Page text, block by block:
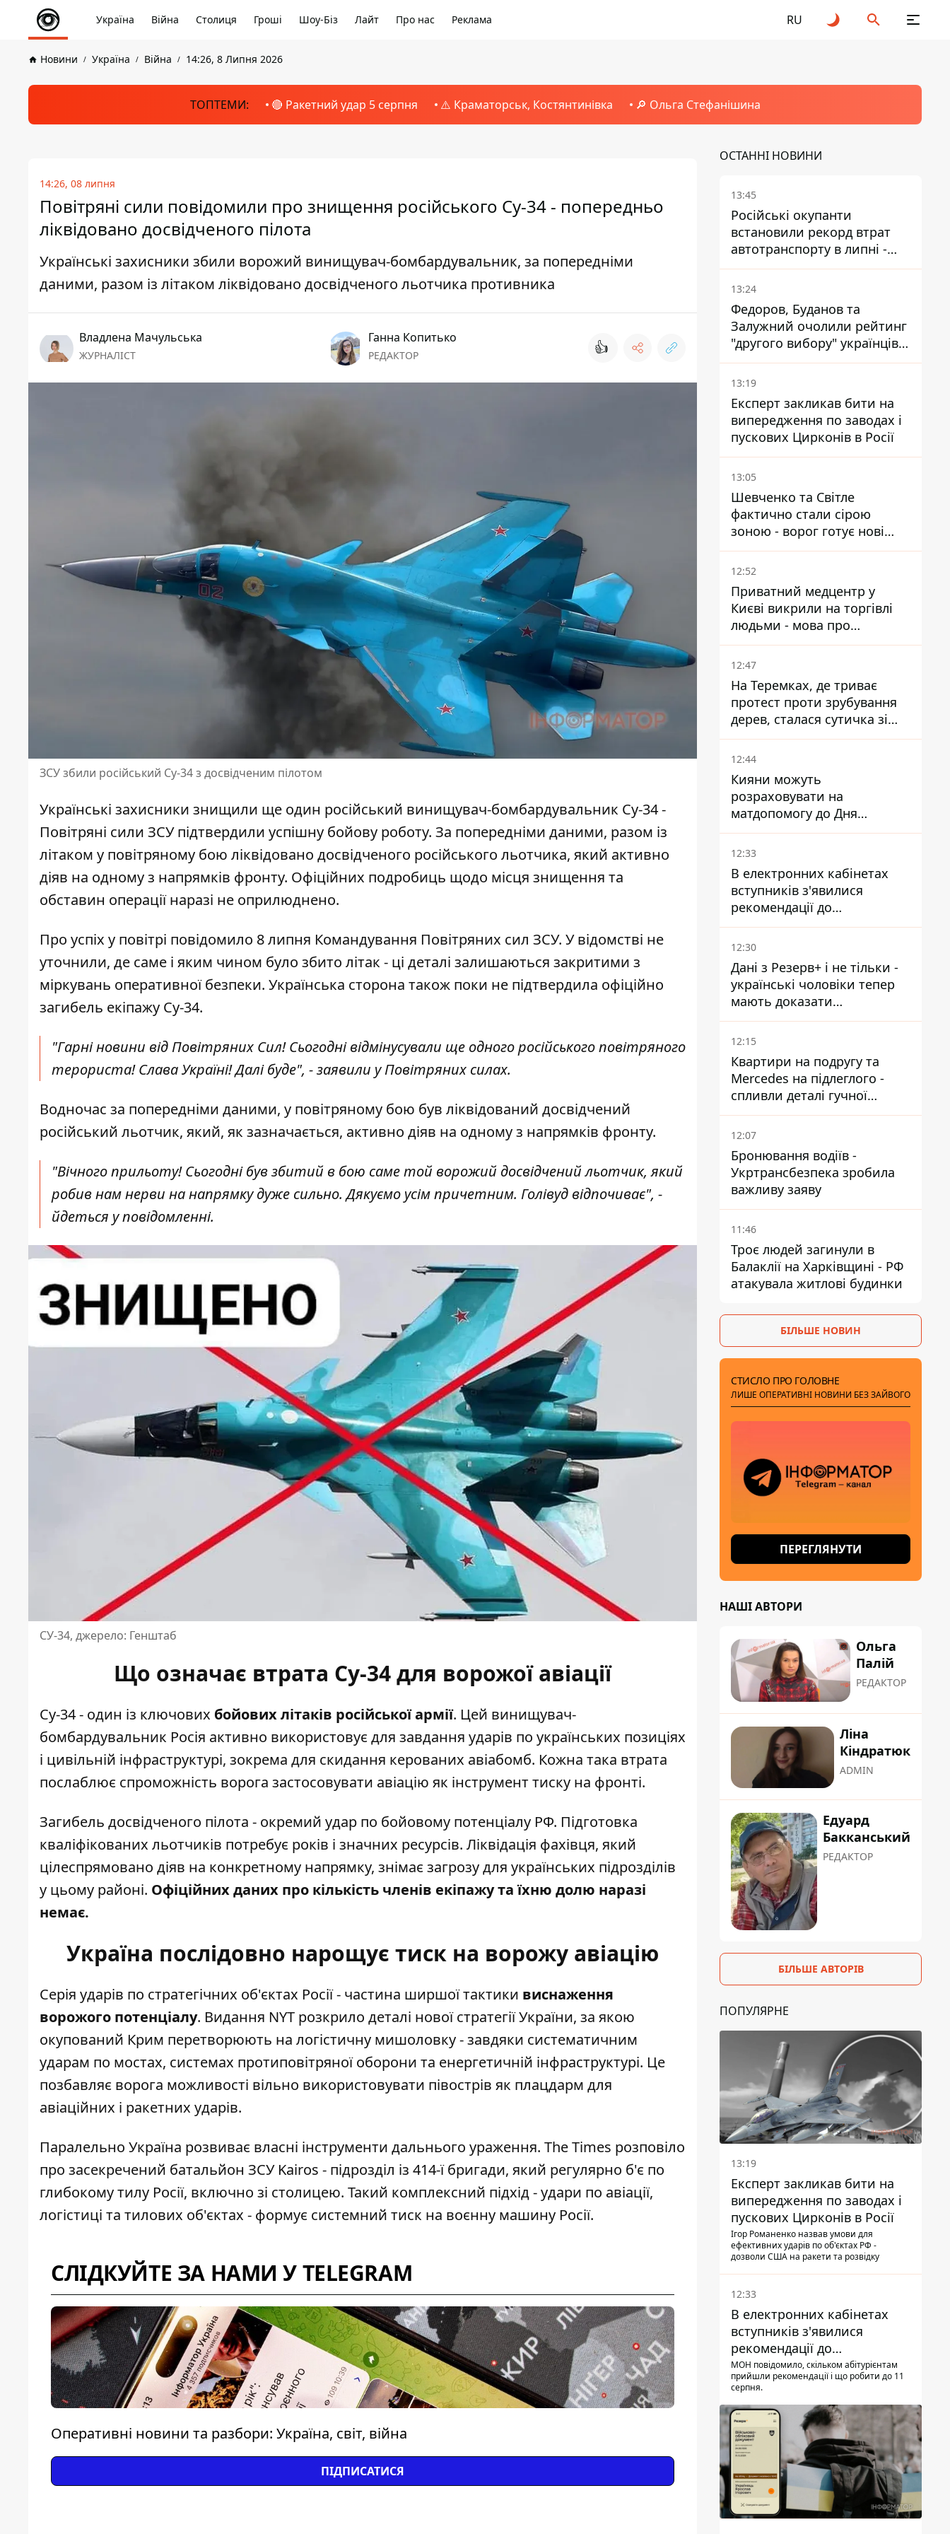
Україна Війна Столиця Гроші Шоу-Біз Лайт Про нас Реклама RU
Новини Україна Війна 14:26, 8 Липня 2026
ТОПТЕМИ: 🔴 Ракетний удар 5 серпня ⚠️ Краматорськ, Костянтинівка 🔎 Ольга Стефанішина
14:26, 08 липня
Повітряні сили повідомили про знищення російського Су-34 - попередньо
ліквідовано досвідченого пілота
Українські захисники збили ворожий винищувач-бомбардувальник, за попередніми
даними, разом із літаком ліквідовано досвідченого льотчика противника
Владлена Мачульська
ЖУРНАЛІСТ
Ганна Копитько
РЕДАКТОР 👍
ЗСУ збили російський Су-34 з досвідченим пілотом
Українські захисники знищили ще один російський винищувач-бомбардувальник Су-34 -
Повітряні сили ЗСУ підтвердили успішну бойову роботу. За попередніми даними, разом із
літаком у повітряному бою ліквідовано досвідченого російського льотчика, який активно
діяв на одному з напрямків фронту. Офіційних подробиць щодо місця знищення та
обставин операції наразі не оприлюднено.
Про успіх у повітрі повідомило 8 липня Командування Повітряних сил ЗСУ. У відомстві не
уточнили, де саме і яким чином було збито літак - ці деталі залишаються закритими з
міркувань оперативної безпеки. Українська сторона також поки не підтвердила офіційно
загибель екіпажу Су-34.
"Гарні новини від Повітряних Сил! Сьогодні відмінусували ще одного російського повітряного
терориста! Слава Україні! Далі буде", - заявили у Повітряних силах.
Водночас за попередніми даними, у повітряному бою був ліквідований досвідчений
російський льотчик, який, як зазначається, активно діяв на одному з напрямків фронту.
"Вічного прильоту! Сьогодні був збитий в бою саме той ворожий досвідчений льотчик, який
робив нам нерви на напрямку дуже сильно. Дякуємо усім причетним. Голівуд відпочиває", -
йдеться у повідомленні.
СУ-34, джерело: Генштаб
Що означає втрата Су-34 для ворожої авіації
Су-34 - один із ключових бойових літаків російської армії. Цей винищувач-
бомбардувальник Росія активно використовує для завдання ударів по українських позиціях
і цивільній інфраструктурі, зокрема для скидання керованих авіабомб. Кожна така втрата
послаблює спроможність ворога застосовувати авіацію як інструмент тиску на фронті.
Загибель досвідченого пілота - окремий удар по бойовому потенціалу РФ. Підготовка
кваліфікованих льотчиків потребує років і значних ресурсів. Ліквідація фахівця, який
цілеспрямовано діяв на конкретному напрямку, знімає загрозу для українських підрозділів
у цьому районі. Офіційних даних про кількість членів екіпажу та їхню долю наразі
немає.
Україна послідовно нарощує тиск на ворожу авіацію
Серія ударів по стратегічних об'єктах Росії - частина ширшої тактики виснаження
ворожого потенціалу. Видання NYT розкрило деталі нової стратегії України, за якою
окупований Крим перетворюють на логістичну мишоловку- завдяки систематичним
ударам по мостах, системах протиповітряної оборони та енергетичній інфраструктурі. Це
позбавляє ворога можливості вільно використовувати півострів як плацдарм для
авіаційних і ракетних ударів.
Паралельно Україна розвиває власні інструменти дальнього ураження. The Times розповіло
про засекречений батальйон ЗСУ Kairos - підрозділ із 414-ї бригади, який регулярно б'є по
глибокому тилу Росії, включно зі столицею. Такий комплексний підхід - удари по авіації,
логістиці та тилових об'єктах - формує системний тиск на воєнну машину Росії.
СЛІДКУЙТЕ ЗА НАМИ У TELEGRAM
Оперативні новини та разбори: Україна, світ, війна
ПІДПИСАТИСЯ
ОСТАННІ НОВИНИ
13:45
Російські окупанти
встановили рекорд втрат
автотранспорту в липні -
майже 14 тисяч одиниць
13:24
Федоров, Буданов та
Залужний очолили рейтинг
"другого вибору" українців -
опитування показало
альтернативні симпатії
13:19
Експерт закликав бити на
випередження по заводах і
пускових Цирконів в Росії
13:05
Шевченко та Світле
фактично стали сірою
зоною - ворог готує нові
атаки на Добропільському
напрямку
12:52
Приватний медцентр у
Києві викрили на торгівлі
людьми - мова про
сурогатне материнство
12:47
На Теремках, де триває
протест проти зрубування
дерев, сталася сутичка зі
спецназом поліції
12:44
Кияни можуть
розраховувати на
матдопомогу до Дня
незалежності - кому її
дадуть
12:33
В електронних кабінетах
вступників з'явилися
рекомендації до
зарахування на бакалаврат і
в магістратуру - що треба
встигнути до 11 серпня
12:30
Дані з Резерв+ і не тільки -
українські чоловіки тепер
мають доказати
непридатність до служби,
щоб отримати тимчасовий
12:15
Квартири на подругу та
Mercedes на підлеглого -
спливли деталі гучної
справи НАБУ проти
Стефанішиної
12:07
Бронювання водіїв -
Укртрансбезпека зробила
важливу заяву
11:46
Троє людей загинули в
Балаклії на Харківщині - РФ
атакувала житлові будинки
БІЛЬШЕ НОВИН
СТИСЛО ПРО ГОЛОВНЕ
ЛИШЕ ОПЕРАТИВНІ НОВИНИ БЕЗ ЗАЙВОГО
ПЕРЕГЛЯНУТИ
НАШІ АВТОРИ
Ольга
Палій
РЕДАКТОР
Ліна
Кіндратюк
ADMIN
Едуард
Бакканський
РЕДАКТОР
БІЛЬШЕ АВТОРІВ
ПОПУЛЯРНЕ
13:19
Експерт закликав бити на
випередження по заводах і
пускових Цирконів в Росії
Ігор Романенко назвав умови для
ефективних ударів по об'єктах РФ -
дозволи США на ракети та розвідку
12:33
В електронних кабінетах
вступників з'явилися
рекомендації до
зарахування на бакалаврат і
в магістратуру - що треба
МОН повідомило, скільком абітурієнтам
прийшли рекомендації і що робити до 11
серпня.